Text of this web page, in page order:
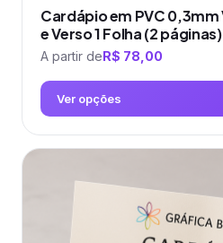
Cardápio em PVC
e Verso 1 Folha (2 páginas)
A partir deR$ 78,00
Ver opções
Este
produto